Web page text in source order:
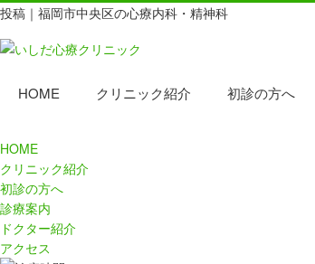
投稿｜福岡市中央区の心療内科・精神科
HOME クリニック紹介 初診の方へ
HOME
クリニック紹介
初診の方へ
診療案内
ドクター紹介
アクセス